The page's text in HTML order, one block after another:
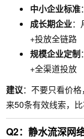
中小企业标准
成长期企业：
+投放全链路
规模企业定制
+全渠道投放
建议：不要只看价
来50条有效线索，
Q2：静水流深网